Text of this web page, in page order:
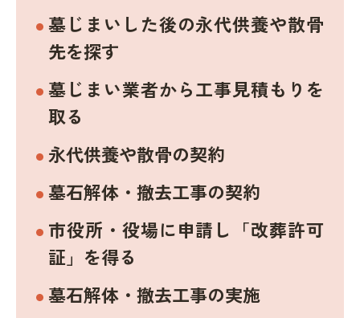
墓じまいした後の永代供養や散骨
先を探す
墓じまい業者から工事見積もりを
取る
永代供養や散骨の契約
墓石解体・撤去工事の契約
市役所・役場に申請し「改葬許可
証」を得る
墓石解体・撤去工事の実施